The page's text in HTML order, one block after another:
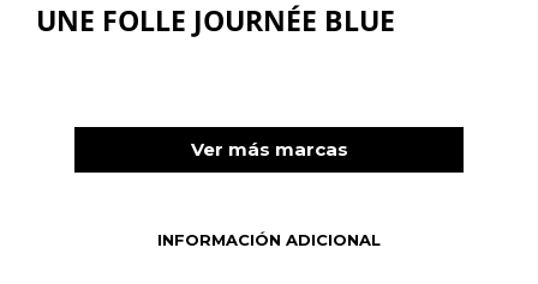
UNE FOLLE JOURNÉE BLUE
Ver más marcas
INFORMACIÓN ADICIONAL